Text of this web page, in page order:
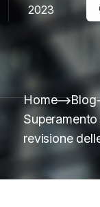
2023
Home
Blog
revisione